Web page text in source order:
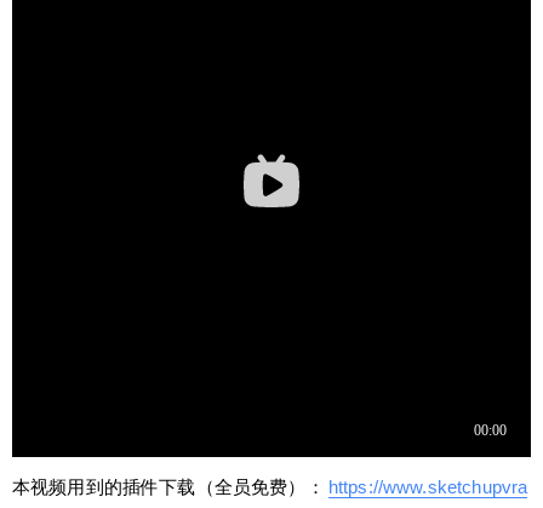
本视频用到的插件下载（全员免费）： https://www.sketchupvra